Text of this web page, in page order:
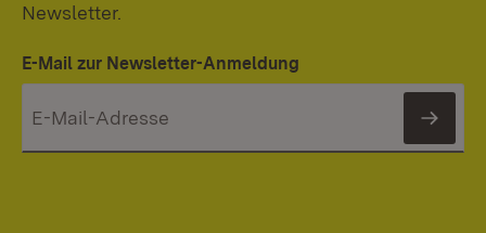
Newsletter.
E-Mail zur Newsletter-Anmeldung